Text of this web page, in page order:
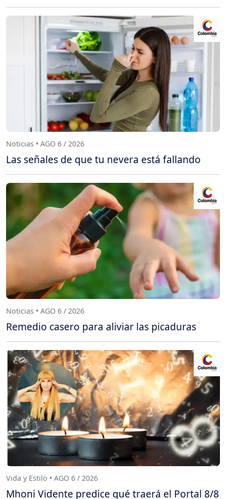
Noticias • AGO 6 / 2026
Las señales de que tu nevera está fallando
Noticias • AGO 6 / 2026
Remedio casero para aliviar las picaduras
Vida y Estilo • AGO 6 / 2026
Mhoni Vidente predice qué traerá el Portal 8/8